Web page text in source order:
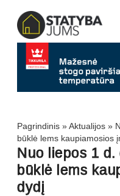
Pagrindinis »Aktualijos »
būklė lems kaupiamosios
Nuo liepos 1
būklė lems
dydį